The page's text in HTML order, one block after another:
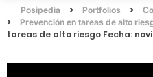
Posipedia > Portfolios >
> Prevención en tareas de alto
tareas de alto riesgo Fecha: